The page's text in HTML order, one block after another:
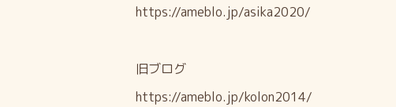
https://ameblo.jp/asika2020/
旧ブログ
https://ameblo.jp/kolon2014/